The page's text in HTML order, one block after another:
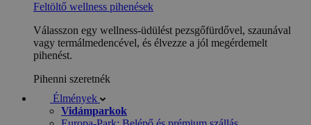
Feltöltő wellness pihenések
Válasszon egy wellness-üdülést pezsgőfürdővel, szaunával
vagy termálmedencével, és élvezze a jól megérdemelt
pihenést.
Pihenni szeretnék
Élmények
Vidámparkok